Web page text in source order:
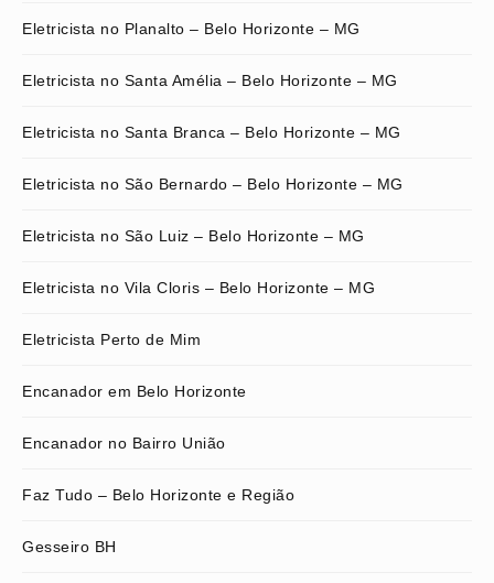
Eletricista no Planalto – Belo Horizonte – MG
Eletricista no Santa Amélia – Belo Horizonte – MG
Eletricista no Santa Branca – Belo Horizonte – MG
Eletricista no São Bernardo – Belo Horizonte – MG
Eletricista no São Luiz – Belo Horizonte – MG
Eletricista no Vila Cloris – Belo Horizonte – MG
Eletricista Perto de Mim
Encanador em Belo Horizonte
Encanador no Bairro União
Faz Tudo – Belo Horizonte e Região
Gesseiro BH